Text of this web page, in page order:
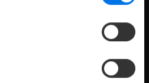
Doppelzimmer werden